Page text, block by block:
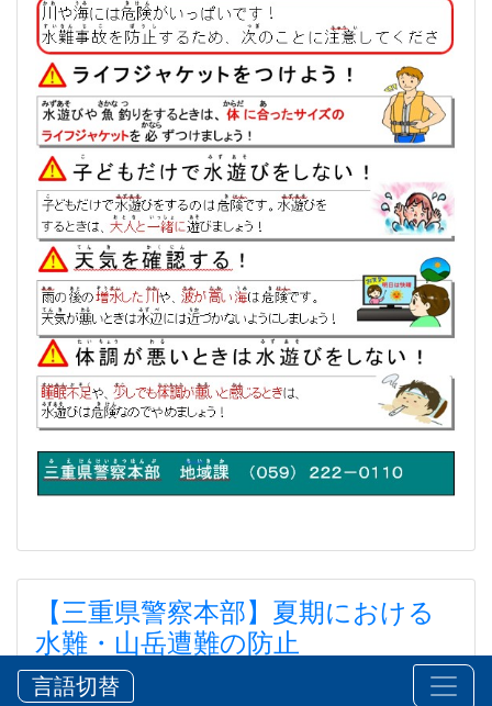
【三重県警察本部】夏期における
水難・山岳遭難の防止
【三重県警察本部】夏期における水難・山岳遭難の防
言語切替